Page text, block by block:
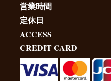
営業時間
定休日
ACCESS
CREDIT CARD